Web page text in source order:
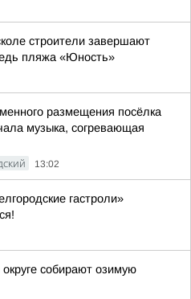
строители завершают
пляжа «Юность»
размещения посёлка
музыка, согревающая
13:02
гастроли»
собирают озимую